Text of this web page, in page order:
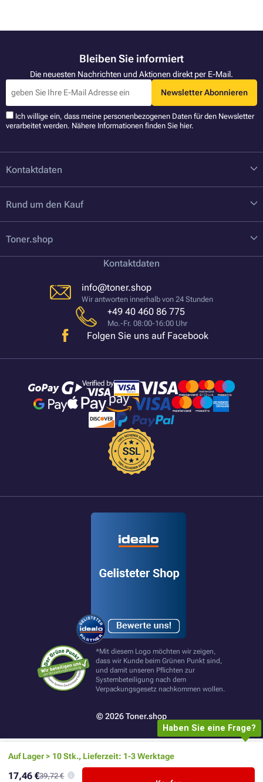
Auf Lager > 10 Stk., Lieferzeit: 1-3 Werktage
17,46 €39,72 €
Bleiben Sie informiert
Die neuesten Nachrichten und Aktionen direkt per E-Mail.
Newsletter Abonnieren
Ich willige ein, dass meine personenbezogenen Daten für den Newsletter
verarbeitet werden. Nähere Informationen finden Sie hier.
Kontaktdaten
Rund um den Kauf
Toner.shop
Kontaktdaten
info@toner.shop
Wir antworten innerhalb von 24 Stunden
+49 40 460 86 775
Mo.-Fr. 08:00-16:00 Uhr
Folgen Sie uns auf Facebook
*Mit diesem Logo möchten wir zeigen,
dass wir Kunde beim Grünen Punkt sind,
und damit unseren Pflichten zur
Systembeteiligung nach dem
Verpackungsgesetz nachkommen wollen.
© 2026 Toner.shop
Haben Sie eine Frage?